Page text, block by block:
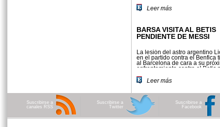
Leer más
BARSA VISITA AL BETIS
PENDIENTE DE MESSI
La lesión del astro argentino
en el partido contra el Benfica
al Barcelona de cara a su
enfrentamiento contra el Betis
Leer más
Suscribirse a
canales RSS
Suscribirse a
Twitter
Suscribirse a
Facebook